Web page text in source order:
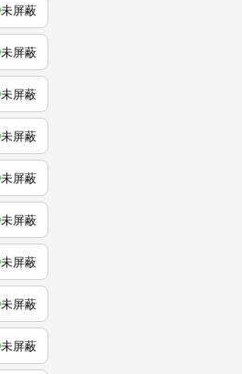
未屏蔽
未屏蔽
未屏蔽
未屏蔽
未屏蔽
未屏蔽
未屏蔽
未屏蔽
未屏蔽